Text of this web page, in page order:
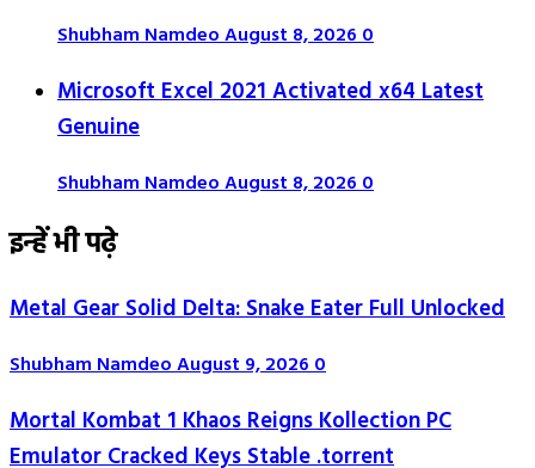
Shubham NamdeoAugust 8, 20260
Microsoft Excel 2021 Activated x64 Latest
Genuine
Shubham NamdeoAugust 8, 20260
इन्हें भी पढ़े
Metal Gear Solid Delta: Snake Eater Full Unlocked
Shubham NamdeoAugust 9, 20260
Mortal Kombat 1 Khaos Reigns Kollection PC
Emulator Cracked Keys Stable .torrent